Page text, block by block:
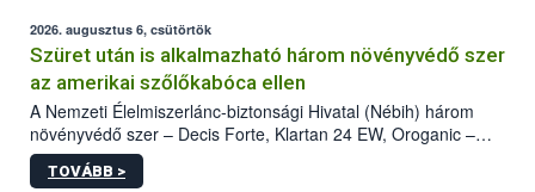
az intenzív felderítést, emellett az intézkedéseket a szlovák
hatósággal is összehangolják a terjedés megállítása érdekében.
2026. augusztus 6, csütörtök
Szüret után is alkalmazható három növényvédő szer
az amerikai szőlőkabóca ellen
A Nemzeti Élelmiszerlánc-biztonsági Hivatal (Nébih) három
növényvédő szer – Decis Forte, Klartan 24 EW, Oroganic –
engedélyokiratát módosította, így azok a szüretet követően,
egészen a vesszőérettség (BBCH 91) stádiumáig
TOVÁBB >